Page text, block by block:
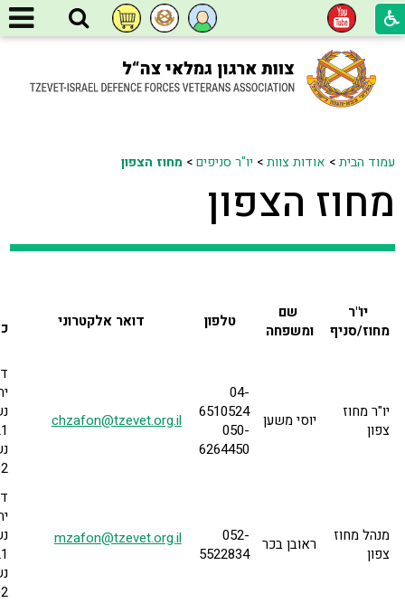
עמוד הבית> אודות צוות> יו"ר סניפים>מחוז הצפון
מחוז הצפון
יו"ר
מחוז/סניף
שם
ומשפחה
טלפון דואר אלקטרוני
יו"ר מחוז
צפון
יוסי משען
04-
6510524
050-
6264450
chzafon@tzevet.org.il
מנהל מחוז
צפון
ראובן בכר
052-
5522834
mzafon@tzevet.org.il